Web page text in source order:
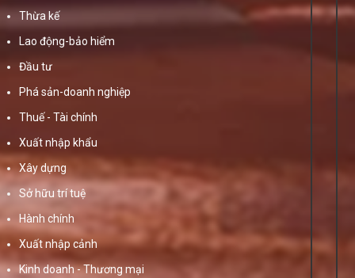
Thừa kế
Lao động-bảo hiểm
Đầu tư
Phá sản-doanh nghiệp
Thuế - Tài chính
Xuất nhập khẩu
Xây dựng
Sở hữu trí tuệ
Hành chính
Xuất nhập cảnh
Kinh doanh - Thương mại